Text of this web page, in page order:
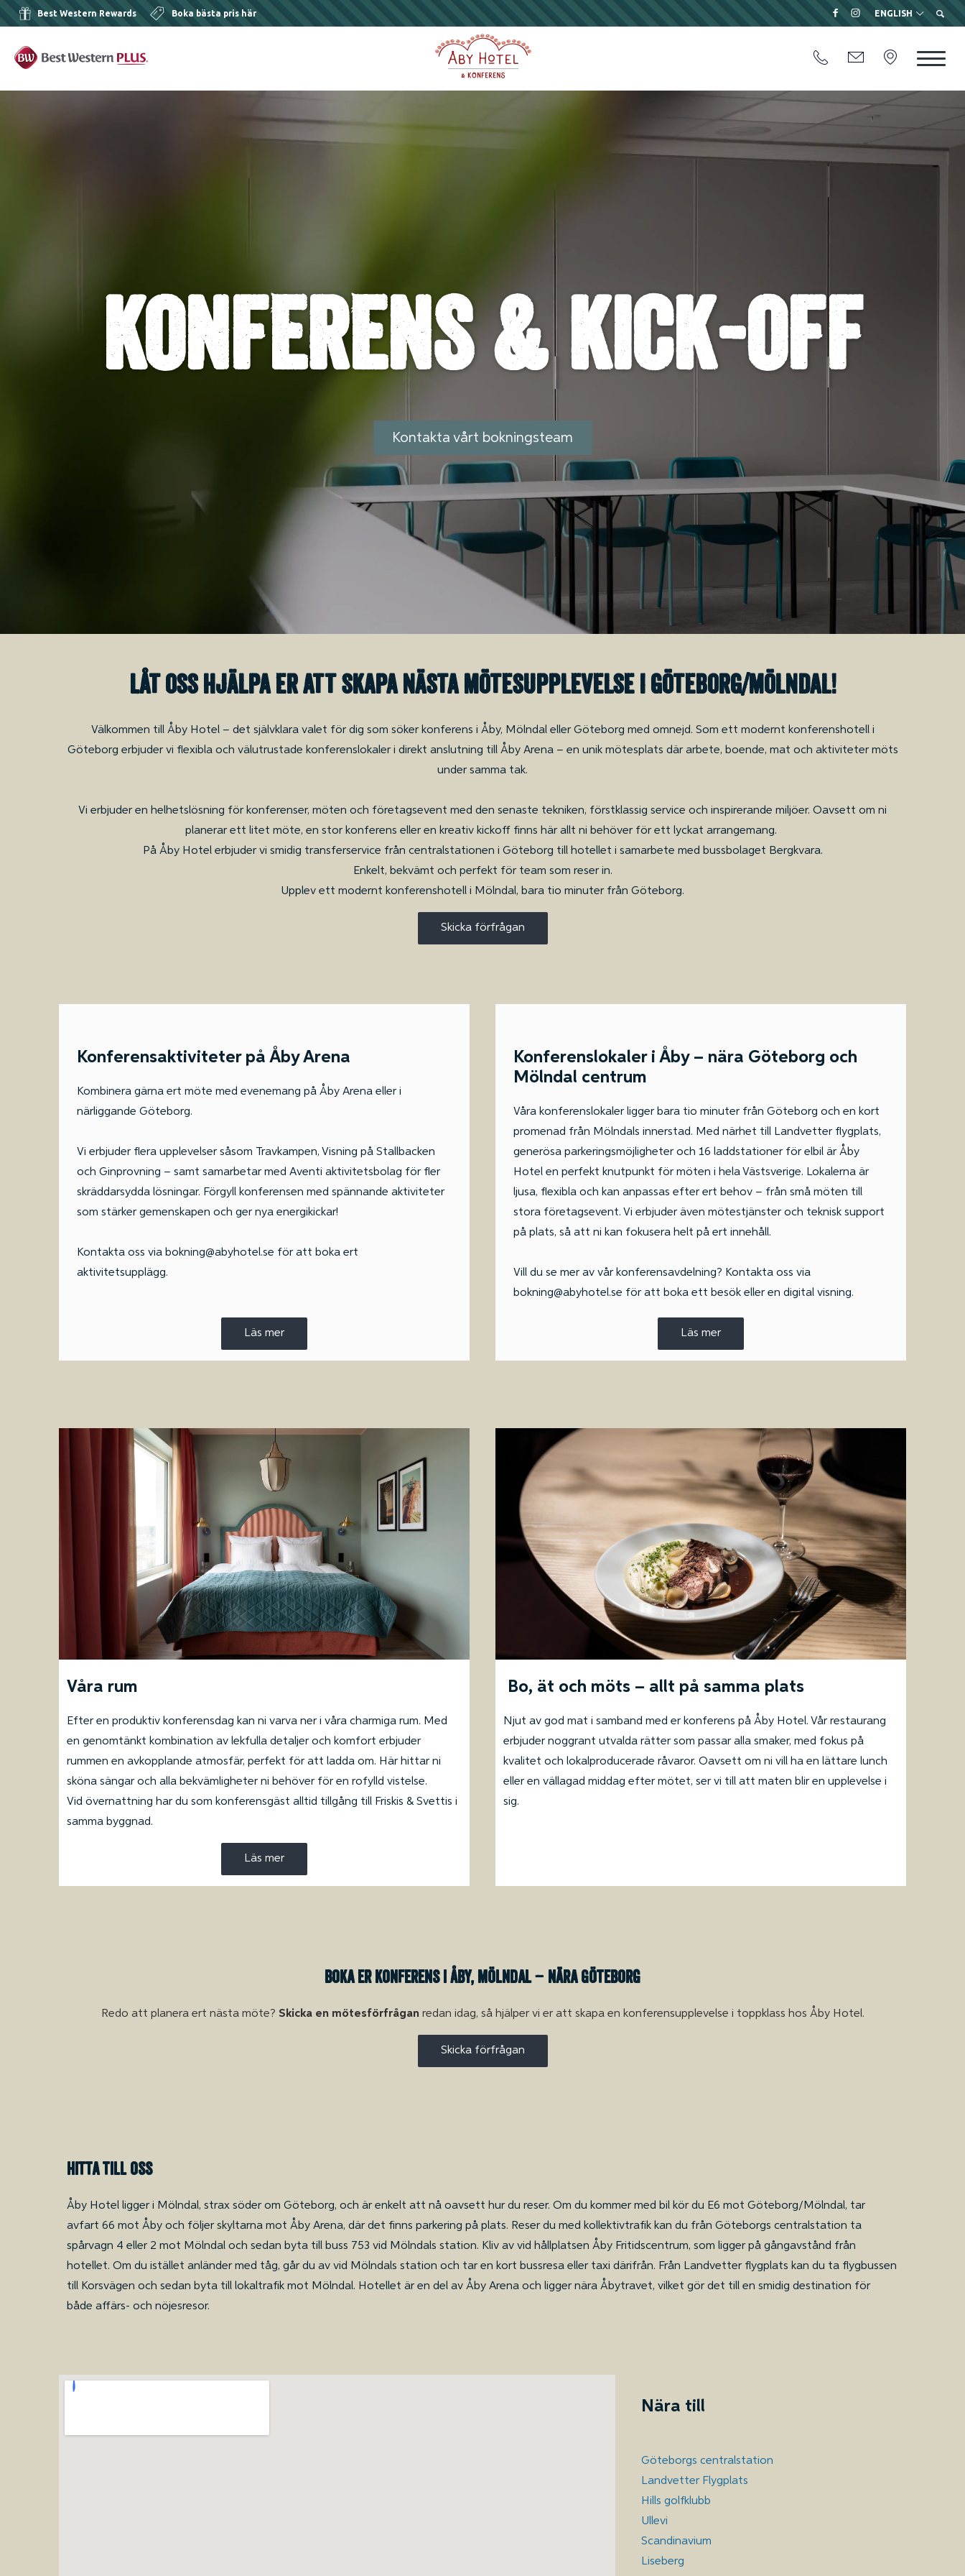
Best Western Rewards Boka bästa pris här ENGLISH
Konferens & kick-off
Kontakta vårt bokningsteam
Låt oss hjälpa er att skapa nästa mötesupplevelse I göteborg/Mölndal!
Välkommen till Åby Hotel – det självklara valet för dig som söker konferens i Åby, Mölndal eller Göteborg med omnejd. Som ett modernt konferenshotell i
Göteborg erbjuder vi flexibla och välutrustade konferenslokaler i direkt anslutning till Åby Arena – en unik mötesplats där arbete, boende, mat och aktiviteter möts
under samma tak.
Vi erbjuder en helhetslösning för konferenser, möten och företagsevent med den senaste tekniken, förstklassig service och inspirerande miljöer. Oavsett om ni
planerar ett litet möte, en stor konferens eller en kreativ kickoff finns här allt ni behöver för ett lyckat arrangemang.
På Åby Hotel erbjuder vi smidig transferservice från centralstationen i Göteborg till hotellet i samarbete med bussbolaget Bergkvara.
Enkelt, bekvämt och perfekt för team som reser in.
Upplev ett modernt konferenshotell i Mölndal, bara tio minuter från Göteborg.
Skicka förfrågan
Konferensaktiviteter på Åby Arena
Kombinera gärna ert möte med evenemang på Åby Arena eller i
närliggande Göteborg.
Vi erbjuder flera upplevelser såsom Travkampen, Visning på Stallbacken
och Ginprovning – samt samarbetar med Aventi aktivitetsbolag för fler
skräddarsydda lösningar. Förgyll konferensen med spännande aktiviteter
som stärker gemenskapen och ger nya energikickar!
Kontakta oss via bokning@abyhotel.se för att boka ert
aktivitetsupplägg.
Läs mer
Konferenslokaler i Åby – nära Göteborg och
Mölndal centrum
Våra konferenslokaler ligger bara tio minuter från Göteborg och en kort
promenad från Mölndals innerstad. Med närhet till Landvetter flygplats,
generösa parkeringsmöjligheter och 16 laddstationer för elbil är Åby
Hotel en perfekt knutpunkt för möten i hela Västsverige. Lokalerna är
ljusa, flexibla och kan anpassas efter ert behov – från små möten till
stora företagsevent. Vi erbjuder även mötestjänster och teknisk support
på plats, så att ni kan fokusera helt på ert innehåll.
Vill du se mer av vår konferensavdelning? Kontakta oss via
bokning@abyhotel.se för att boka ett besök eller en digital visning.
Läs mer
Våra rum
Efter en produktiv konferensdag kan ni varva ner i våra charmiga rum. Med
en genomtänkt kombination av lekfulla detaljer och komfort erbjuder
rummen en avkopplande atmosfär, perfekt för att ladda om. Här hittar ni
sköna sängar och alla bekvämligheter ni behöver för en rofylld vistelse.
Vid övernattning har du som konferensgäst alltid tillgång till Friskis & Svettis i
samma byggnad.
Läs mer
Bo, ät och möts – allt på samma plats
Njut av god mat i samband med er konferens på Åby Hotel. Vår restaurang
erbjuder noggrant utvalda rätter som passar alla smaker, med fokus på
kvalitet och lokalproducerade råvaror. Oavsett om ni vill ha en lättare lunch
eller en vällagad middag efter mötet, ser vi till att maten blir en upplevelse i
sig.
Boka er konferens i Åby, Mölndal – nära Göteborg
Redo att planera ert nästa möte? Skicka en mötesförfrågan redan idag, så hjälper vi er att skapa en konferensupplevelse i toppklass hos Åby Hotel.
Skicka förfrågan
Hitta till oss
Åby Hotel ligger i Mölndal, strax söder om Göteborg, och är enkelt att nå oavsett hur du reser. Om du kommer med bil kör du E6 mot Göteborg/Mölndal, tar
avfart 66 mot Åby och följer skyltarna mot Åby Arena, där det finns parkering på plats. Reser du med kollektivtrafik kan du från Göteborgs centralstation ta
spårvagn 4 eller 2 mot Mölndal och sedan byta till buss 753 vid Mölndals station. Kliv av vid hållplatsen Åby Fritidscentrum, som ligger på gångavstånd från
hotellet. Om du istället anländer med tåg, går du av vid Mölndals station och tar en kort bussresa eller taxi därifrån. Från Landvetter flygplats kan du ta flygbussen
till Korsvägen och sedan byta till lokaltrafik mot Mölndal. Hotellet är en del av Åby Arena och ligger nära Åbytravet, vilket gör det till en smidig destination för
både affärs- och nöjesresor.
Nära till
Göteborgs centralstation
Landvetter Flygplats
Hills golfklubb
Ullevi
Scandinavium
Liseberg